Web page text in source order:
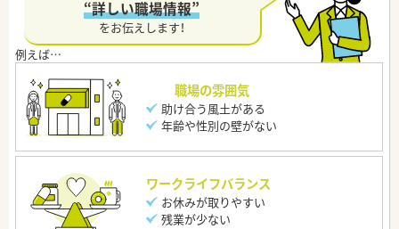
“詳しい職場情報”
をお伝えします！
職場の雰囲気
助け合う風土がある
年齢や性別の壁がない
ワークライフバランス
お休みが取りやすい
残業が少ない